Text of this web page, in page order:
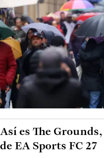
Así es The
de EA Sports FC 27